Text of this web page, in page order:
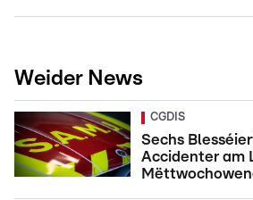
Weider News
CGDIS
Sechs
Accidenter am